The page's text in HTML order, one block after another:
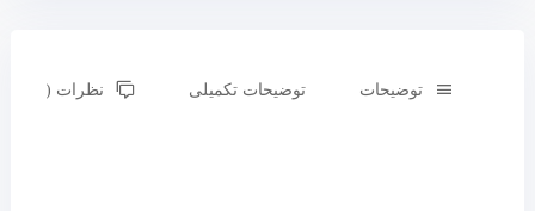
توضیحات توضیحات تکمیلی نظرات (0)